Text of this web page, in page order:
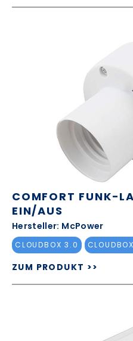
COMFORT FUNK-
EIN/AUS
Hersteller: McPower
CLOUDBOX 3.0
ZUM PRODUKT >>